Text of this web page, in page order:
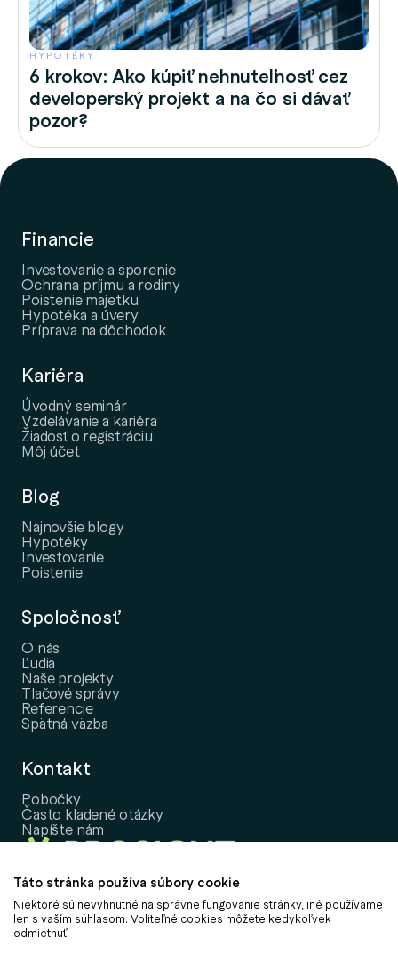
HYPOTÉKY
6 krokov: Ako kúpiť nehnuteľnosť cez
developerský projekt a na čo si dávať
pozor?
Financie
Investovanie a sporenie
Ochrana príjmu a rodiny
Poistenie majetku
Hypotéka a úvery
Príprava na dôchodok
Kariéra
Úvodný seminár
Vzdelávanie a kariéra
Žiadosť o registráciu
Môj účet
Blog
Najnovšie blogy
Hypotéky
Investovanie
Poistenie
Spoločnosť
O nás
Ľudia
Naše projekty
Tlačové správy
Referencie
Spätná väzba
Kontakt
Pobočky
Často kladené otázky
Napíšte nám
Copyright © 2026, PROSIGHT Slovensko, a.s.
Táto stránka používa súbory cookie
Niektoré sú nevyhnutné na správne fungovanie stránky, iné používame
len s vaším súhlasom. Voliteľné cookies môžete kedykoľvek
odmietnuť.